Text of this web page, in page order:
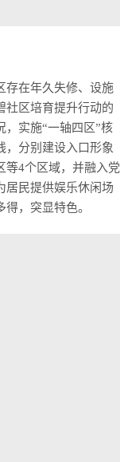
存在年久失修、设施
社区培育提升行动的
，实施“一轴四区”核
，分别建设入口形象
等4个区域，并融入党
居民提供娱乐休闲场
，突显特色。